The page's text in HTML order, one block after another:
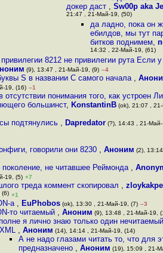
докер даст , Sw00p aka
21:47 , 21-Май-19, (50)
да ладно, пока он
ебилдов, мы тут
битков поднимем,
14:32 , 22-Май-19, (61)
8212 не привилегии рута Если
(9), 13:47 , 21-Май-19, (9) –4
S в названии С самого начала ,
19, (16) –1
отсутствии понимания того, как устроен
большинст, KonstantinB (ok), 21:07 ,
подтянулись , Dapredator (?), 14:43 , 21-
говорили они 8230 , Аноним (2),
не читавшее Реймонда ,
19, (5) +7
треда коммент скопировал ,
+1
а , EuPhobos (ok), 13:30 , 21-Май-19, (7) –3
то читаемый , Аноним (9), 13:48 , 21-Май-19,
я лично знаю только один
, Аноним (14), 14:14 , 21-Май-19, (14)
А не надо глазами читать то, что для
предназначено , Аноним (19), 15:09 , 21-